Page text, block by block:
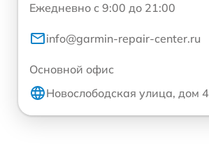
Ежедневно с 9:00 до 21:00
info@garmin-repair-center.ru
Основной офис
Новослободская улица, дом 4